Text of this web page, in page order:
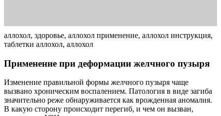
аллохол, здоровье, аллохол применение, аллохол инструкция,
таблетки аллохол, аллохол
Применение при деформации желчного пузыря
Изменение правильной формы желчного пузыря чаще
вызвано хроническим воспалением. Патология в виде загиба
значительно реже обнаруживается как врожденная аномалия.
В какую сторону происходит перегиб, и чем он вызван,